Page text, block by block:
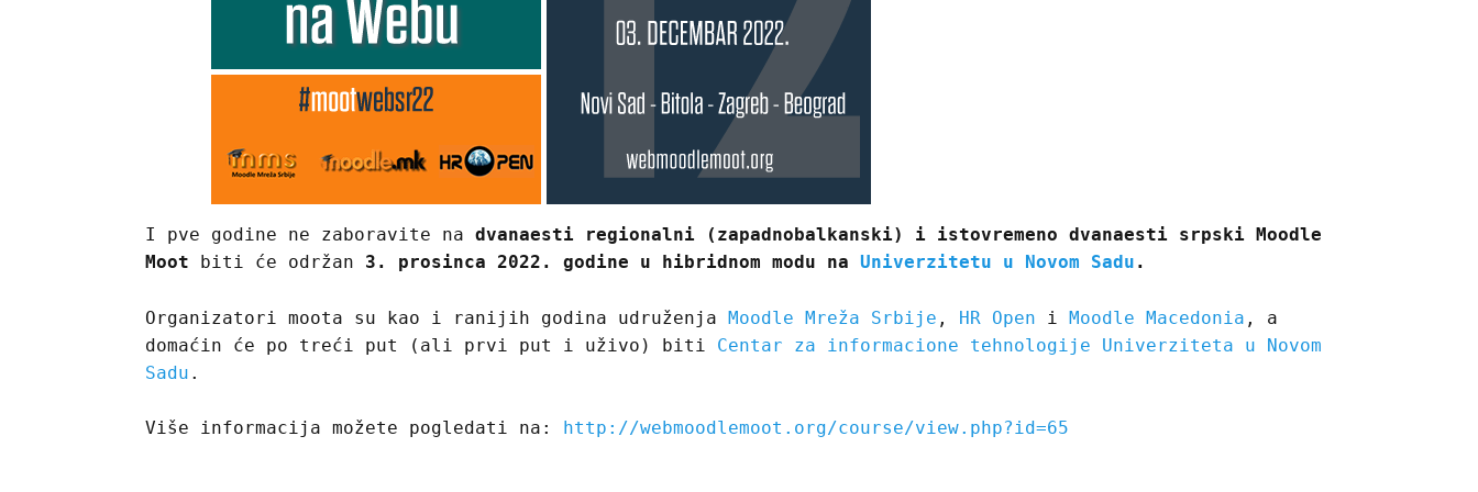
I pve godine ne zaboravite na dvanaesti regionalni (zapadnobalkanski) i istovremeno dvanaesti srpski Moodle
Moot biti će održan 3. prosinca 2022. godine u hibridnom modu na Univerzitetu u Novom Sadu .
Organizatori moota su kao i ranijih godina udruženja Moodle Mreža Srbije , HR Open i Moodle Macedonia , a
domaćin će po treći put (ali prvi put i uživo) biti Centar za informacione tehnologije Univerziteta u Novom
Sadu .
Više informacija možete pogledati na: http://webmoodlemoot.org/course/view.php?id=65